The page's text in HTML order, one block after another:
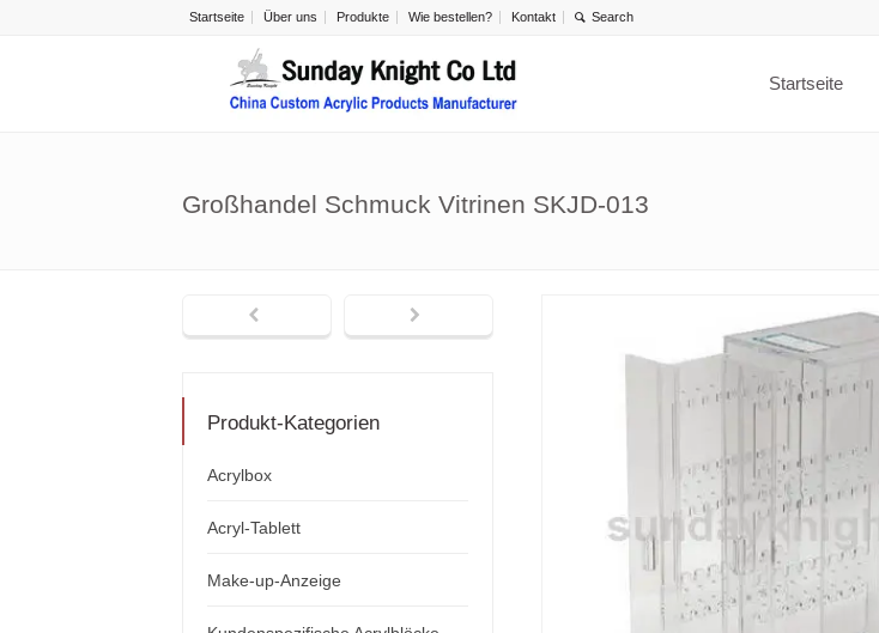
Startseite Über uns Produkte Wie bestellen? Kontakt
Startseite
Großhandel Schmuck Vitrinen SKJD-013
Produkt-Kategorien
Acrylbox
Acryl-Tablett
Make-up-Anzeige